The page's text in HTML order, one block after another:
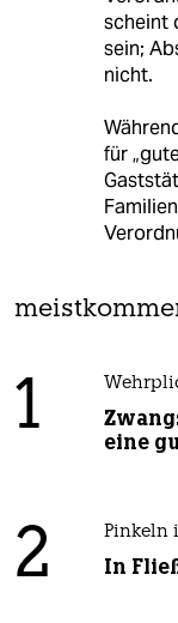
scheint
sein;
nicht.
für
1
eine
2 Pinkeln
In